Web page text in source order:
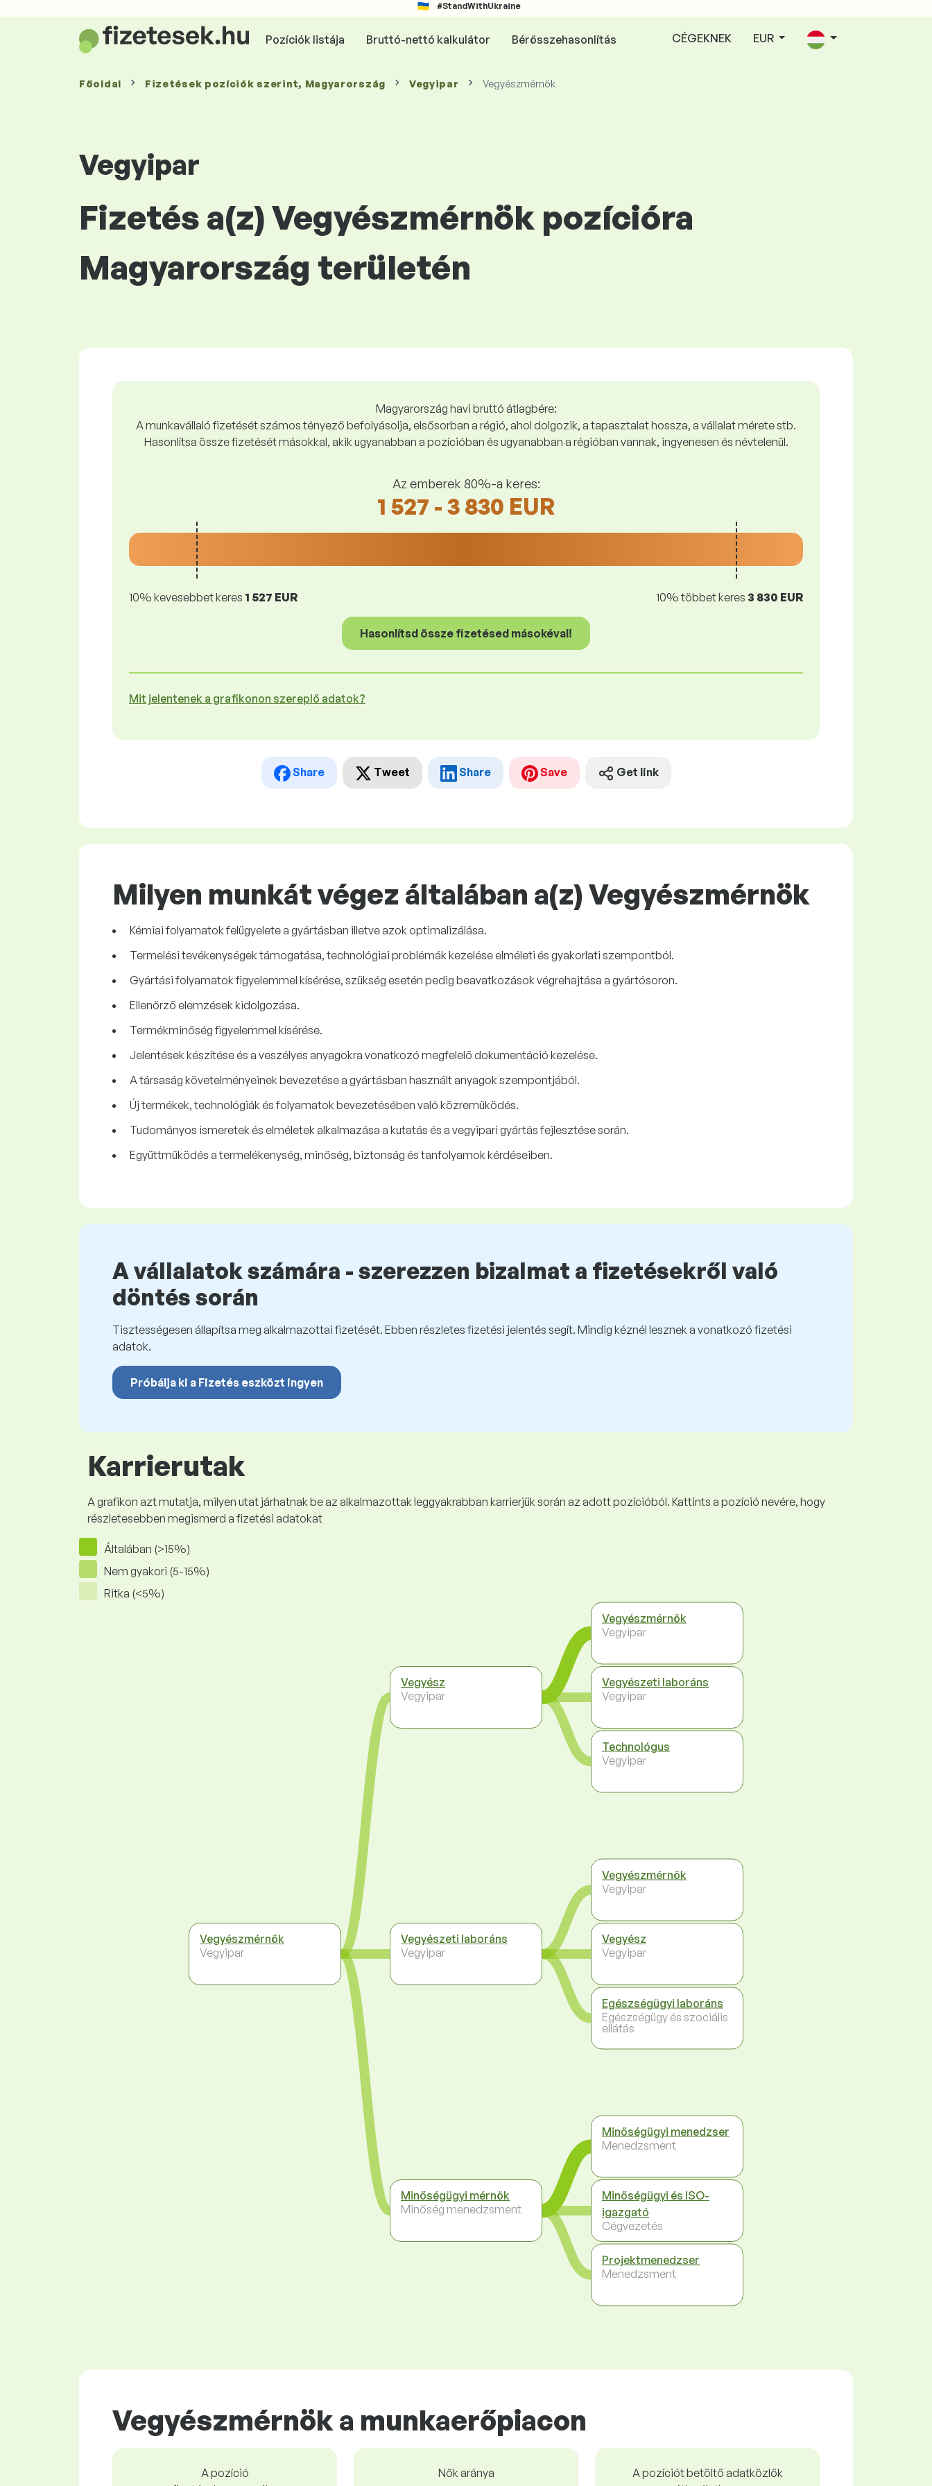
#StandWithUkraine
Pozíciók listája Bruttó-nettó kalkulátor Bérösszehasonlítás CÉGEKNEK EUR
Főoldal Fizetések pozíciók szerint, Magyarország Vegyipar Vegyészmérnök
Vegyipar
Fizetés a(z) Vegyészmérnök pozícióra
Magyarország területén
Magyarország havi bruttó átlagbére:
A munkavállaló fizetését számos tényező befolyásolja, elsősorban a régió, ahol dolgozik, a tapasztalat hossza, a vállalat mérete stb.
Hasonlítsa össze fizetését másokkal, akik ugyanabban a pozícióban és ugyanabban a régióban vannak, ingyenesen és névtelenül.
Az emberek 80%-a keres:
1 527 - 3 830 EUR
10% kevesebbet keres 1 527 EUR 10% többet keres 3 830 EUR
Hasonlítsd össze fizetésed másokéval!
Mit jelentenek a grafikonon szereplő adatok?
Share Tweet Share Save Get link
Milyen munkát végez általában a(z) Vegyészmérnök
Kémiai folyamatok felügyelete a gyártásban illetve azok optimalizálása.
Termelési tevékenységek támogatása, technológiai problémák kezelése elméleti és gyakorlati szempontból.
Gyártási folyamatok figyelemmel kísérése, szükség esetén pedig beavatkozások végrehajtása a gyártósoron.
Ellenőrző elemzések kidolgozása.
Termékminőség figyelemmel kísérése.
Jelentések készítése és a veszélyes anyagokra vonatkozó megfelelő dokumentáció kezelése.
A társaság követelményeinek bevezetése a gyártásban használt anyagok szempontjából.
Új termékek, technológiák és folyamatok bevezetésében való közreműködés.
Tudományos ismeretek és elméletek alkalmazása a kutatás és a vegyipari gyártás fejlesztése során.
Együttműködés a termelékenység, minőség, biztonság és tanfolyamok kérdéseiben.
A vállalatok számára - szerezzen bizalmat a fizetésekről való
döntés során
Tisztességesen állapítsa meg alkalmazottai fizetését. Ebben részletes fizetési jelentés segít. Mindig kéznél lesznek a vonatkozó fizetési
adatok.
Próbálja ki a Fizetés eszközt ingyen
Karrierutak
A grafikon azt mutatja, milyen utat járhatnak be az alkalmazottak leggyakrabban karrierjük során az adott pozícióból. Kattints a pozíció nevére, hogy
részletesebben megismerd a fizetési adatokat
Általában (>15%)
Nem gyakori (5-15%)
Ritka (<5%)
Vegyészmérnök
Vegyipar
Vegyész
Vegyipar
Vegyészeti laboráns
Vegyipar
Minőségügyi mérnök
Minőség menedzsment
Vegyészmérnök
Vegyipar
Vegyészeti laboráns
Vegyipar
Technológus
Vegyipar
Vegyészmérnök
Vegyipar
Vegyész
Vegyipar
Egészségügyi laboráns
Egészségügy és szociális
ellátás
Minőségügyi menedzser
Menedzsment
Minőségügyi és ISO-
igazgató
Cégvezetés
Projektmenedzser
Menedzsment
Vegyészmérnök a munkaerőpiacon
A pozíció
Nők aránya
A pozíciót betöltő adatközlők